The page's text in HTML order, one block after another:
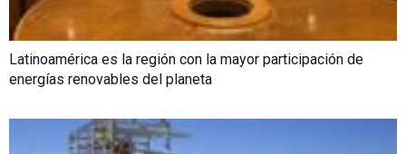
Latinoamérica es la región con la mayor participación de
energías renovables del planeta